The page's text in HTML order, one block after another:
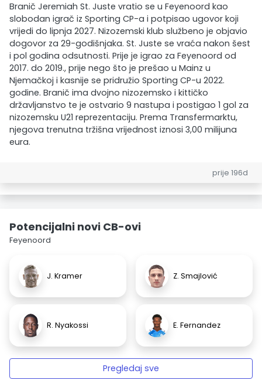
Branič Jeremiah St. Juste vratio se u Feyenoord kao
slobodan igrač iz Sporting CP-a i potpisao ugovor koji
vrijedi do lipnja 2027. Nizozemski klub službeno je objavio
dogovor za 29-godišnjaka. St. Juste se vraća nakon šest
i pol godina odsutnosti. Prije je igrao za Feyenoord od
2017. do 2019., prije nego što je prešao u Mainz u
Njemačkoj i kasnije se pridružio Sporting CP-u 2022.
godine. Branič ima dvojno nizozemsko i kittičko
državljanstvo te je ostvario 9 nastupa i postigao 1 gol za
nizozemsku U21 reprezentaciju. Prema Transfermarktu,
njegova trenutna tržišna vrijednost iznosi 3,00 milijuna
eura.
prije 196d
Potencijalni novi CB-ovi
Feyenoord
J. Kramer Z. Smajlović
R. Nyakossi E. Fernandez
Pregledaj sve